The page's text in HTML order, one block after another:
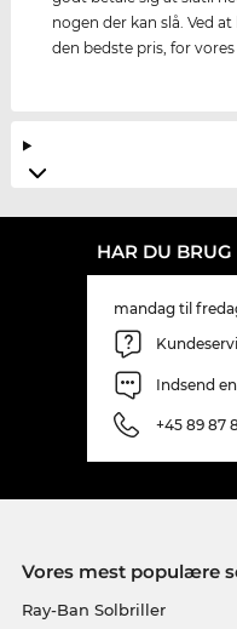
nogen der kan slå. Ved
den bedste pris, for
HAR DU
mandag til
Indsend
+45 89 87
Vores mest populære
Ray-Ban Solbriller